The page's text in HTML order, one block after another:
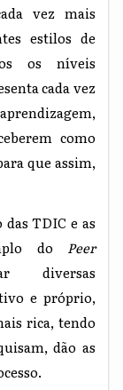
vez mais
estilos de
os níveis
cada vez
como
que assim,
TDIC e as
do Peer
diversas
e próprio,
rica, tendo
dão as